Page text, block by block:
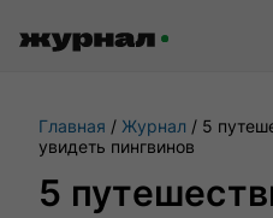
Самое важное
Главная Журнал
5
увидеть пингвинов
5